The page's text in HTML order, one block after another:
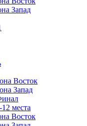
Запад
Восток
Запад
места
Восток